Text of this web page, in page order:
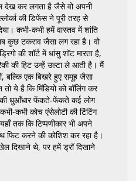
देख कर लगता है जैसे वो अपनी
की डिफेंस ने पूरी तरह से
कभी‑कभी हमें वास्तव में शांति
कुछ टकराव जैसा लग रहा है। वो
की शॉर्ट में धांसु शॉट मारता है,
की हिट उन्हें उल्टा ले आती है। मैं
बल्कि एक बिखरे हुए समूह जैसा
ये है कि मिंडियो को बॉलिंग कर
की धुआँधार फेंकते‑फेंकते कई लोग
कोच एंसेलोटी की टिंटिंग
तक कि टिप्पणीकार भी अपने
फिट करने की कोशिश कर रहा है।
दिखाने थे, पर हमें ड्रॉ दिखाने